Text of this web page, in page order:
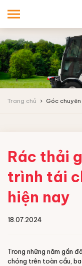
Trang chủ Góc
Rác thải
trình tái
hiện nay
18.07.2024
Trong những năm gần
chóng trên toàn cầu,